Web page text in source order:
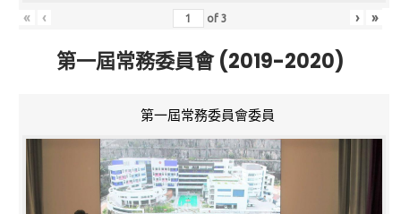
« ‹ of3 › »
第一屆常務委員會 (2019-2020)
第一屆常務委員會委員